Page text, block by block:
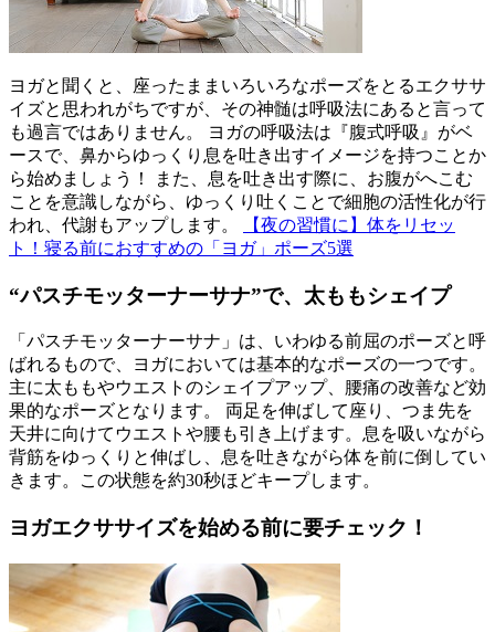
ヨガと聞くと、座ったままいろいろなポーズをとるエクササ
イズと思われがちですが、その神髄は呼吸法にあると言って
も過言ではありません。 ヨガの呼吸法は『腹式呼吸』がベ
ースで、鼻からゆっくり息を吐き出すイメージを持つことか
ら始めましょう！ また、息を吐き出す際に、お腹がへこむ
ことを意識しながら、ゆっくり吐くことで細胞の活性化が行
われ、代謝もアップします。
【夜の習慣に】体をリセッ
ト！寝る前におすすめの「ヨガ」ポーズ5選
“パスチモッターナーサナ”で、太ももシェイプ
「パスチモッターナーサナ」は、いわゆる前屈のポーズと呼
ばれるもので、ヨガにおいては基本的なポーズの一つです。
主に太ももやウエストのシェイプアップ、腰痛の改善など効
果的なポーズとなります。 両足を伸ばして座り、つま先を
天井に向けてウエストや腰も引き上げます。息を吸いながら
背筋をゆっくりと伸ばし、息を吐きながら体を前に倒してい
きます。この状態を約30秒ほどキープします。
ヨガエクササイズを始める前に要チェック！